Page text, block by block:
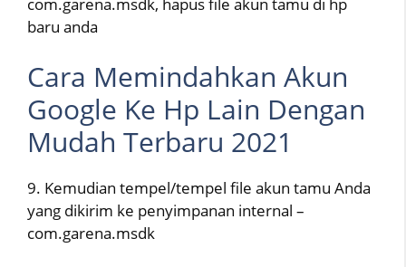
baru anda
Cara Memindahkan Akun
Google Ke Hp Lain Dengan
Mudah Terbaru 2021
9. Kemudian tempel/tempel file akun tamu Anda
yang dikirim ke penyimpanan internal –
com.garena.msdk